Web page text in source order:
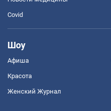
Covid
Шоу
Афиша
Красота
Женский Журнал